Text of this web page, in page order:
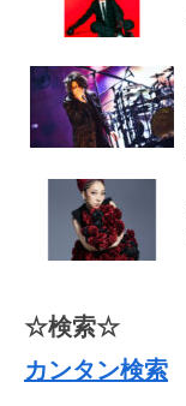
☆検索☆
カンタン検索